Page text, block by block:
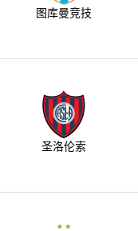
图库曼竞技
圣洛伦索